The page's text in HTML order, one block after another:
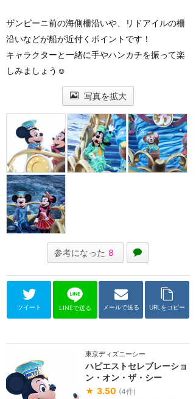
ザンビーニ前の海側柵沿いや、リドアイルの柵
沿いなどが船が近付くポイントです！
キャラクターと一緒に手やハンカチを振って楽
しみましょう☺
写真を拡大
参考になった 8
ツイート LINEで送る メールで送る URLをコピー
東京ディズニーシー
ハピエストセレブレーショ
ン・オン・ザ・シー
★ 3.50 (4件)